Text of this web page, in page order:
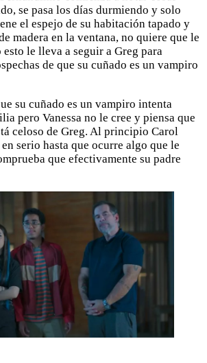
se pasa los días durmiendo y solo
el espejo de su habitación tapado y
madera en la ventana, no quiere que le
le lleva a seguir a Greg para
de que su cuñado es un vampiro
su cuñado es un vampiro intenta
pero Vanessa no le cree y piensa que
celoso de Greg. Al principio Carol
serio hasta que ocurre algo que le
que efectivamente su padre